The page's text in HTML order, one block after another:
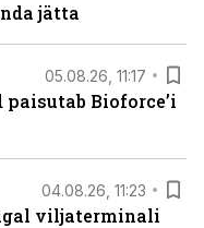
jätta
05.08.26, 11:17
Bioforce’i
04.08.26, 11:23
viljaterminali